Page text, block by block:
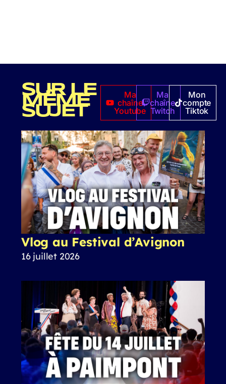
SUR LE
MÊME
SUJET
Ma
chaîne
Youtube
Ma
chaîne
Twitch
Mon
compte
Tiktok
Vlog au Festival d’Avignon
16 juillet 2026